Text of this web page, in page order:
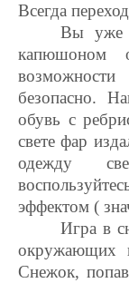
Всегда
Вы уже
капюшоном
безопасно.
обувь с
свете фар
одежду
эффектом (
Игра в
окружающих
Снежок,